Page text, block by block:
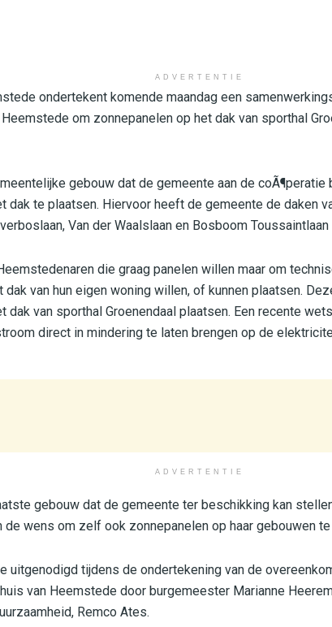
ADVERTENTIE
ondertekent komende maandag een
om zonnepanelen op het dak van sporthal
gebouw dat de gemeente aan de
dak te plaatsen. Hiervoor heeft de gemeente de daken
Van der Waalslaan en Bosboom
die graag panelen willen maar om
dak van hun eigen woning willen, of kunnen plaatsen.
dak van sporthal Groenendaal plaatsen. Een recente
direct in mindering te laten brengen op de
ADVERTENTIE
gebouw dat de gemeente ter beschikking kan
de wens om zelf ook zonnepanelen op haar gebouwen
uitgenodigd tijdens de ondertekening van de
van Heemstede door burgemeester Marianne
Remco Ates.